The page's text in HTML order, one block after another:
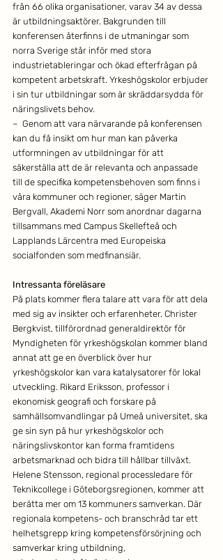
från 66 olika organisationer, varav 34 av dessa
är utbildningsaktörer. Bakgrunden till
konferensen återfinns i de utmaningar som
norra Sverige står inför med stora
industrietableringar och ökad efterfrågan på
kompetent arbetskraft. Yrkeshögskolor erbjuder
i sin tur utbildningar som är skräddarsydda för
näringslivets behov.
–  Genom att vara närvarande på konferensen
kan du få insikt om hur man kan påverka
utformningen av utbildningar för att
säkerställa att de är relevanta och anpassade
till de specifika kompetensbehoven som finns i
våra kommuner och regioner, säger Martin
Bergvall, Akademi Norr som anordnar dagarna
tillsammans med Campus Skellefteå och
Lapplands Lärcentra med Europeiska
socialfonden som medfinansiär.
Intressanta föreläsare
På plats kommer flera talare att vara för att dela
med sig av insikter och erfarenheter. Christer
Bergkvist, tillförordnad generaldirektör för
Myndigheten för yrkeshögskolan kommer bland
annat att ge en överblick över hur
yrkeshögskolor kan vara katalysatorer för lokal
utveckling. Rikard Eriksson, professor i
ekonomisk geografi och forskare på
samhällsomvandlingar på Umeå universitet, ska
ge sin syn på hur yrkeshögskolor och
näringslivskontor kan forma framtidens
arbetsmarknad och bidra till hållbar tillväxt.
Helene Stensson, regional processledare för
Teknikcollege i Göteborgsregionen, kommer att
berätta mer om 13 kommuners samverkan. Där
regionala kompetens- och branschråd tar ett
helhetsgrepp kring kompetensförsörjning och
samverkar kring utbildning,